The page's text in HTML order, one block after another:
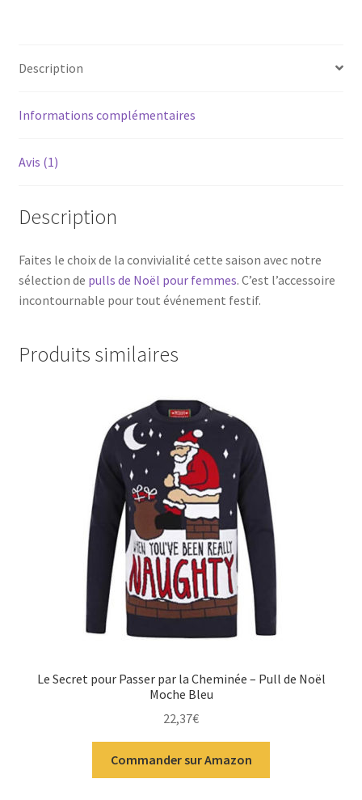
Description
Informations complémentaires
Avis (1)
Description
Faites le choix de la convivialité cette saison avec notre
sélection de pulls de Noël pour femmes. C’est l’accessoire
incontournable pour tout événement festif.
Produits similaires
Le Secret pour Passer par la Cheminée – Pull de Noël
Moche Bleu
22,37€
Commander sur Amazon